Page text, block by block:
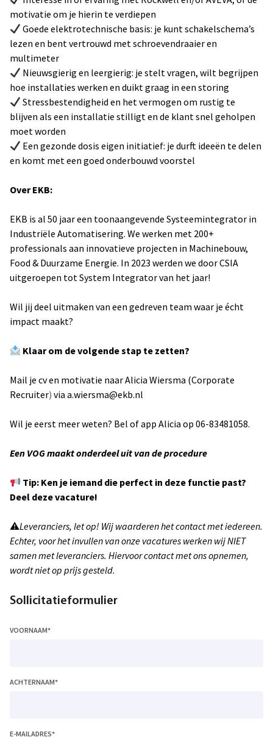
motivatie om je hierin te verdiepen
Goede elektrotechnische basis: je kunt schakelschema’s
lezen en bent vertrouwd met schroevendraaier en
multimeter
Nieuwsgierig en leergierig: je stelt vragen, wilt begrijpen
hoe installaties werken en duikt graag in een storing
Stressbestendigheid en het vermogen om rustig te
blijven als een installatie stilligt en de klant snel geholpen
moet worden
Een gezonde dosis eigen initiatief: je durft ideeën te delen
en komt met een goed onderbouwd voorstel
Over EKB:
EKB is al 50 jaar een toonaangevende Systeemintegrator in
Industriële Automatisering. We werken met 200+
professionals aan innovatieve projecten in Machinebouw,
Food & Duurzame Energie. In 2023 werden we door CSIA
uitgeroepen tot System Integrator van het jaar!
Wil jij deel uitmaken van een gedreven team waar je écht
impact maakt?
Klaar om de volgende stap te zetten?
Mail je cv en motivatie naar Alicia Wiersma (Corporate
Recruiter) via a.wiersma@ekb.nl
Wil je eerst meer weten? Bel of app Alicia op 06-83481058.
Een VOG maakt onderdeel uit van de procedure
Tip: Ken je iemand die perfect in deze functie past?
Deel deze vacature!
⚠Leveranciers, let op! Wij waarderen het contact met iedereen.
Echter, voor het invullen van onze vacatures werken wij NIET
samen met leveranciers. Hiervoor contact met ons opnemen,
wordt niet op prijs gesteld.
Sollicitatieformulier
VOORNAAM*
ACHTERNAAM*
E-MAILADRES*